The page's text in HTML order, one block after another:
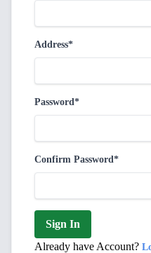
Address*
Password*
Confirm Password*
Sign In
Already have Account?